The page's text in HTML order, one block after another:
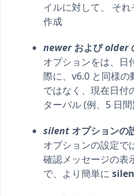
イルに対して、 そ
作成
newerおよびolder
オプションをは、
際に、v6.0 と同様の
ではなく、現在日付
ターバル (例、5 日
silent オプションの
オプションの設定で
確認メッセージの表
で、より簡単に